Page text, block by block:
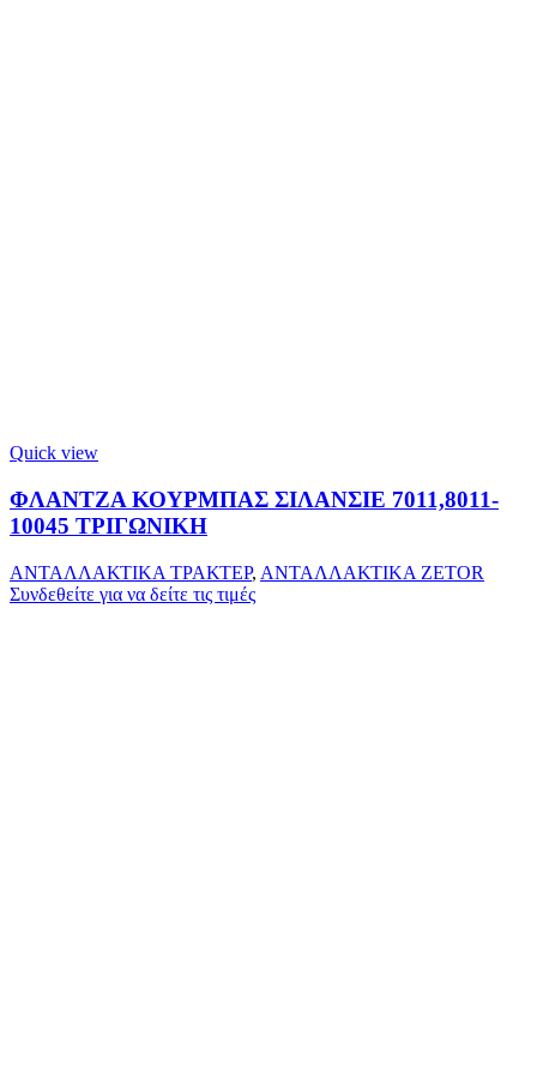
Quick view
ΦΛΑΝΤΖΑ ΚΟΥΡΜΠΑΣ ΣΙΛΑΝΣΙΕ 7011,8011-
10045 ΤΡΙΓΩΝΙΚΗ
ΑΝΤΑΛΛΑΚΤΙΚΑ ΤΡΑΚΤΕΡ, ΑΝΤΑΛΛΑΚΤΙΚΑ ZETOR
Συνδεθείτε για να δείτε τις τιμές